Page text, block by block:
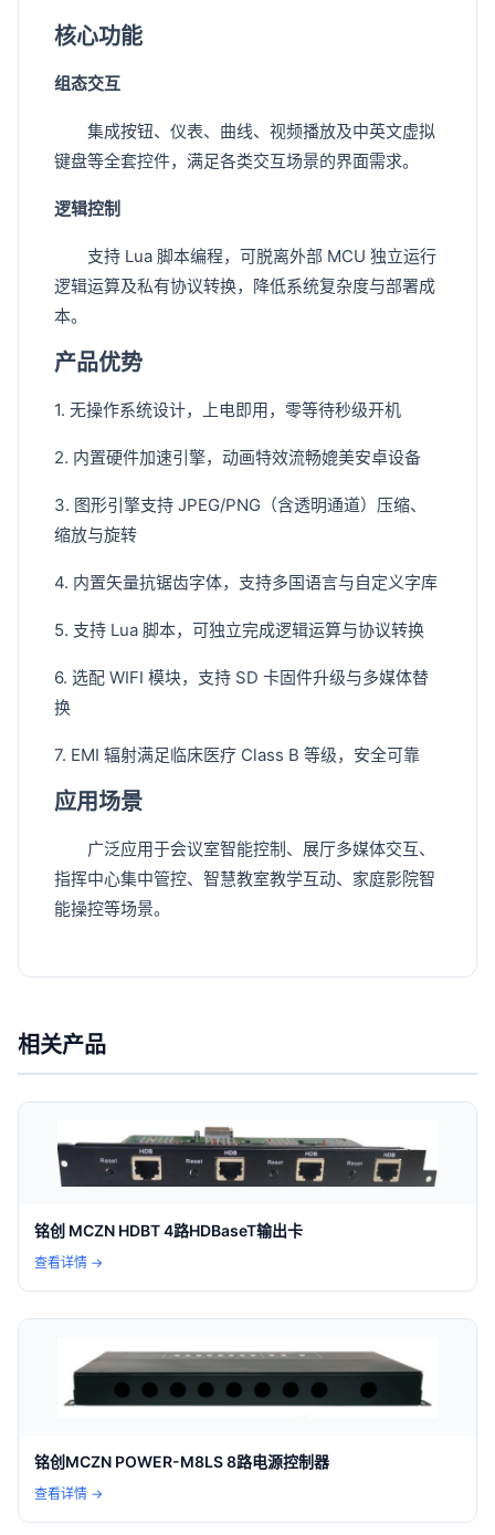
核心功能
组态交互
集成按钮、仪表、曲线、视频播放及中英文虚拟
键盘等全套控件，满足各类交互场景的界面需求。
逻辑控制
支持 Lua 脚本编程，可脱离外部 MCU 独立运行
逻辑运算及私有协议转换，降低系统复杂度与部署成
本。
产品优势
1. 无操作系统设计，上电即用，零等待秒级开机
2. 内置硬件加速引擎，动画特效流畅媲美安卓设备
3. 图形引擎支持 JPEG/PNG（含透明通道）压缩、
缩放与旋转
4. 内置矢量抗锯齿字体，支持多国语言与自定义字库
5. 支持 Lua 脚本，可独立完成逻辑运算与协议转换
6. 选配 WIFI 模块，支持 SD 卡固件升级与多媒体替
换
7. EMI 辐射满足临床医疗 Class B 等级，安全可靠
应用场景
广泛应用于会议室智能控制、展厅多媒体交互、
指挥中心集中管控、智慧教室教学互动、家庭影院智
能操控等场景。
相关产品
铭创 MCZN HDBT 4路HDBaseT输出卡
查看详情 →
铭创MCZN POWER-M8LS 8路电源控制器
查看详情 →